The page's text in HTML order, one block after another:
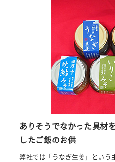
ありそうでなかった具材
したご飯のお供
弊社では「うなぎ生姜」という